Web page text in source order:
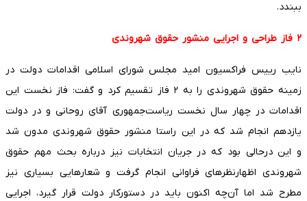
ببندد.
۲ فاز طراحی و اجرایی منشور حقوق شهروندی
نایب رییس فراکسیون امید مجلس شورای اسلامی اقدامات دولت در
زمینه حقوق شهروندی را به ۲ فاز تقسیم کرد و گفت: فاز نخست این
اقدامات در چهار سال نخست ریاست‌جمهوری آقای روحانی و در دولت
یازدهم انجام شد که در این راستا منشور حقوق شهروندی مدون شد
و این درحالی بود که در جریان انتخابات نیز درباره بحث مهم حقوق
شهروندی اظهارنظرهای فراوانی انجام گرفت و شعارهایی بسیاری نیز
مطرح شد اما آن‌چه اکنون باید در دستورکار دولت قرار گیرد، اجرایی